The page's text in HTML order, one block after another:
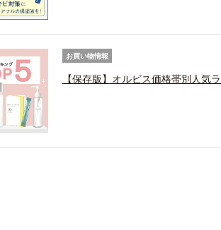
お買い物情報
【保存版】オルビス価格帯別人